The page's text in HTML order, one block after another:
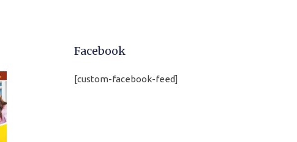
Facebook
[custom-facebook-feed]